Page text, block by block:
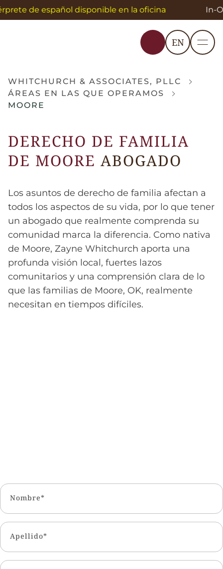
de español disponible en la oficina In-
EN
WHITCHURCH & ASSOCIATES, PLLC
ÁREAS EN LAS QUE OPERAMOS
MOORE
DERECHO DE FAMILIA
DE MOORE ABOGADO
Los asuntos de derecho de familia afectan a
todos los aspectos de su vida, por lo que tener
un abogado que realmente comprenda su
comunidad marca la diferencia. Como nativa
de Moore, Zayne Whitchurch aporta una
profunda visión local, fuertes lazos
comunitarios y una comprensión clara de lo
que las familias de Moore, OK, realmente
necesitan en tiempos difíciles.
Nombre*
Apellido*